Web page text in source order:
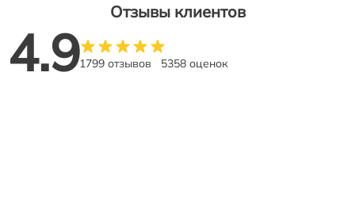
Отзывы клиентов
4.91799 отзывов 5358 оценок